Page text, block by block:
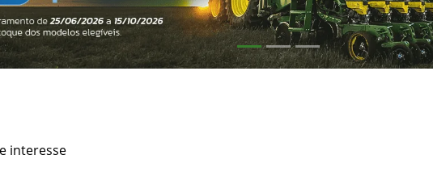
interesse